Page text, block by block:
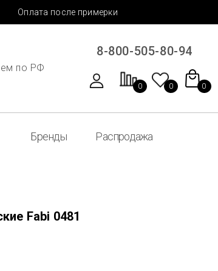
Оплата после примерки
по РФ
8-800-505-80-94
0 0 0
Бренды Распродажа
Fabi 0481